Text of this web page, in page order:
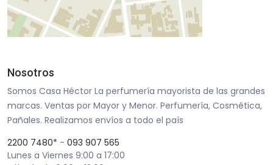
Nosotros
Somos Casa Héctor La perfumería mayorista de las grandes
marcas. Ventas por Mayor y Menor. Perfumería, Cosmética,
Pañales. Realizamos envíos a todo el país
2200 7480* - 093 907 565
Lunes a Viernes 9:00 a 17:00